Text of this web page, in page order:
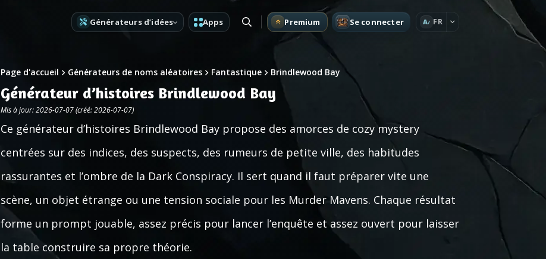
Générateurs d’idées Apps Premium Se connecter A FR
Page d'accueil Générateurs de noms aléatoires Fantastique Brindlewood Bay
Générateur d’histoires Brindlewood Bay
Mis à jour: 2026-07-07 (créé: 2026-07-07)
Ce générateur d’histoires Brindlewood Bay propose des amorces de cozy mystery
centrées sur des indices, des suspects, des rumeurs de petite ville, des habitudes
rassurantes et l’ombre de la Dark Conspiracy. Il sert quand il faut préparer vite une
scène, un objet étrange ou une tension sociale pour les Murder Mavens. Chaque résultat
forme un prompt jouable, assez précis pour lancer l’enquête et assez ouvert pour laisser
la table construire sa propre théorie.